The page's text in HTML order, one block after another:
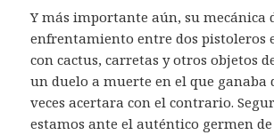
Y más importante aún, su mecánica
enfrentamiento entre dos pistoleros
con cactus, carretas y otros objetos
un duelo a muerte en el que ganaba
veces acertara con el contrario.
estamos ante el auténtico germen